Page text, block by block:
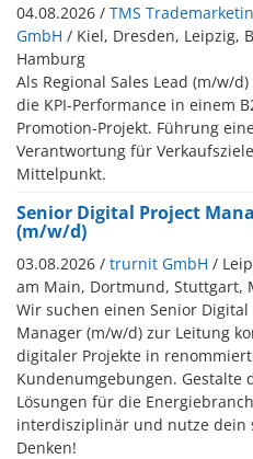
04.08.2026 / TMS
GmbH / Kiel, Dresden, Leipzig,
Hamburg
Als Regional Sales Lead (m/w/
die KPI-Performance in einem
Promotion-Projekt. Führung
Verantwortung für
Mittelpunkt.
Senior Digital Project
(m/w/d)
03.08.2026 / trurnit GmbH /
am Main, Dortmund, Stuttgart,
Wir suchen einen Senior Digital
Manager (m/w/d) zur Leitung
digitaler Projekte in
Kundenumgebungen. Gestalte
Lösungen für die
interdisziplinär und nutze dein
Denken!